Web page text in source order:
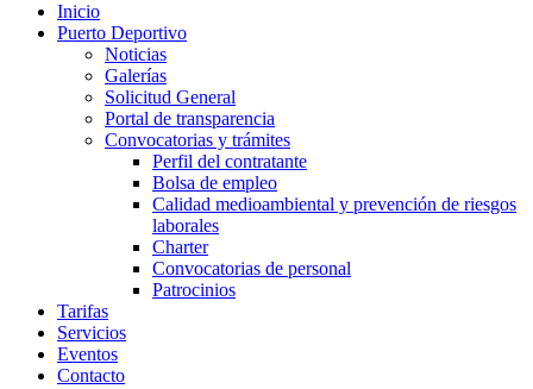
Inicio
Puerto Deportivo
Noticias
Galerías
Solicitud General
Portal de transparencia
Convocatorias y trámites
Perfil del contratante
Bolsa de empleo
Calidad medioambiental y prevención de riesgos
laborales
Charter
Convocatorias de personal
Patrocinios
Tarifas
Servicios
Eventos
Contacto